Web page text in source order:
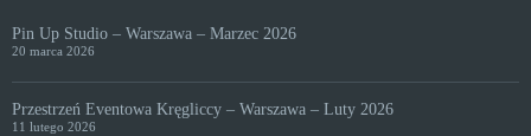
Pin Up Studio – Warszawa – Marzec 2026
20 marca 2026
Przestrzeń Eventowa Kręgliccy – Warszawa – Luty 2026
11 lutego 2026